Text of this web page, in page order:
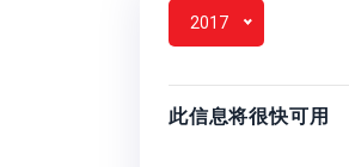
2017
此信息将很快可用